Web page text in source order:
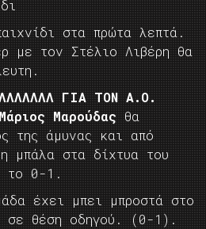
στα πρώτα λεπτά.
με τον Στέλιο Λιβέρη θα
ΓΙΑ ΤΟΝ Α.Ο.
Μάριος Μαρούδας θα
της άμυνας και από
μπάλα στα δίχτυα του
το 0-1.
έχει μπει μπροστά στο
σε θέση οδηγού. (0-1).